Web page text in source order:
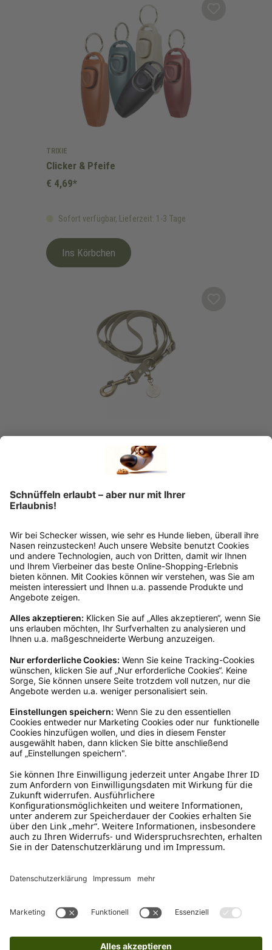
TRIXIE
Clicker & Pfeife
Sofort verfügbar, Lieferzeit: 1-3 Tage
€ 4,69*
Ins Körbchen
Trendfährte Hundeleine BioThane®
verstellbar Oliv/Beige, S/M
Sofort verfügbar, Lieferzeit: 1-2 Wochen
€ 33,99* € 41,99*
Ins Körbchen
Kundenservice
Mo – Fr 9 – 17 Uhr, Sa 9 – 13 Uhr
Ruf uns an
0800-28 18 78
Schreibe uns
verkauf@schecker.de
WhatsApp Support
+49 1520 8997191
Tritt unserem Newsletter bei
Barrierefreiheitserklärung Impressum